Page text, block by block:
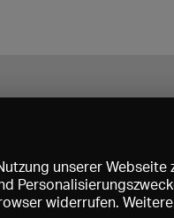
unserer
widerrufen.